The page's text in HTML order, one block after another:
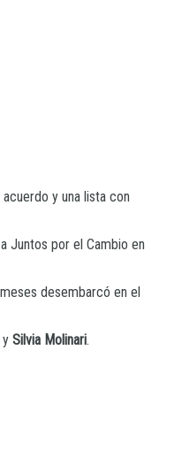
y una lista con
Juntos por el Cambio en
desembarcó en el
y Silvia Molinari.